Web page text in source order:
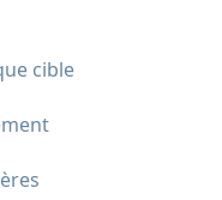
cible